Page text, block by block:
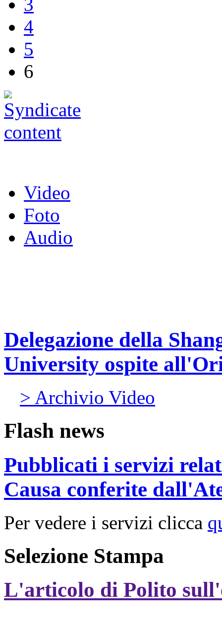
3
4
5
6
Video
Foto
Audio
Delegazione della
University ospite
> Archivio Video
Flash news
Pubblicati i servizi
Causa conferite
Per vedere i servizi clicca
Selezione Stampa
L'articolo di Polito